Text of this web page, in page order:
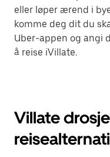
eller løper ærend i
komme deg dit du
Uber-appen og angi
å reise iVillate.
Villate